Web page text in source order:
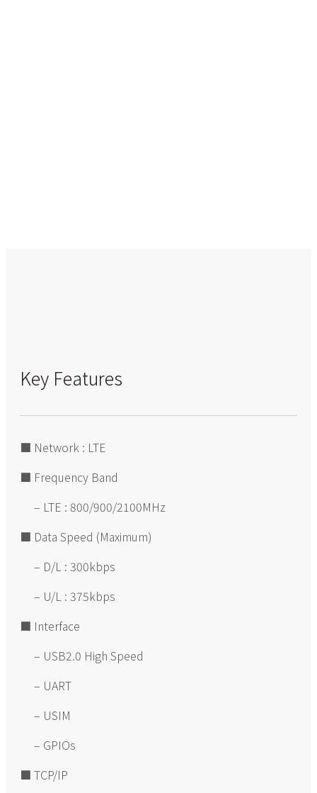
Key Features
■ Network : LTE
■ Frequency Band
– LTE : 800/900/2100MHz
■ Data Speed (Maximum)
– D/L : 300kbps
– U/L : 375kbps
■ Interface
– USB2.0 High Speed
– UART
– USIM
– GPIOs
■ TCP/IP